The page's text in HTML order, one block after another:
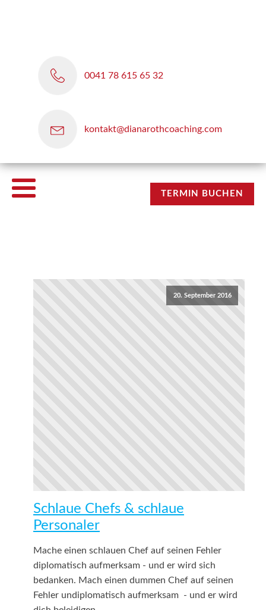
0041 78 615 65 32
kontakt@dianarothcoaching.com
TERMIN BUCHEN
20. September 2016
Schlaue Chefs & schlaue
Personaler
Mache einen schlauen Chef auf seinen Fehler
diplomatisch aufmerksam - und er wird sich
bedanken. Mach einen dummen Chef auf seinen
Fehler undiplomatisch aufmerksam - und er wird